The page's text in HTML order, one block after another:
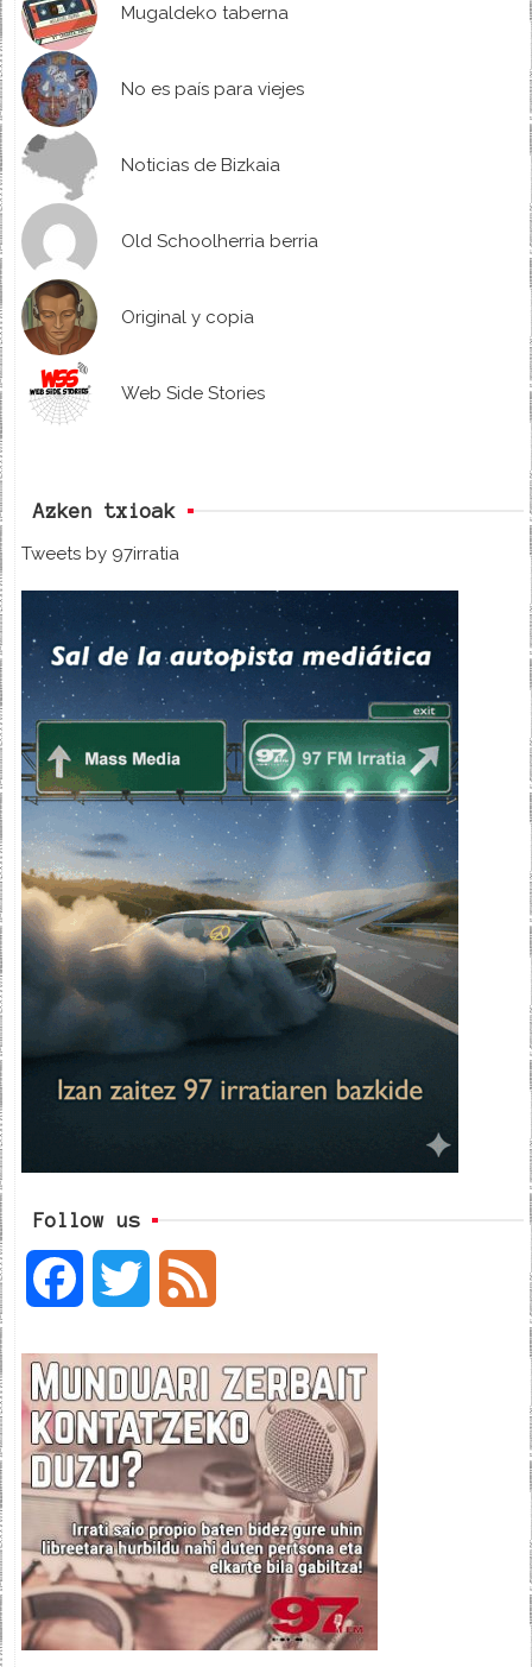
Mugaldeko taberna
No es país para viejes
Noticias de Bizkaia
Old Schoolherria berria
Original y copia
Web Side Stories
Azken txioak
Tweets by 97irratia
Follow us
c
e
b
o
o
i
t
t
e
e
d